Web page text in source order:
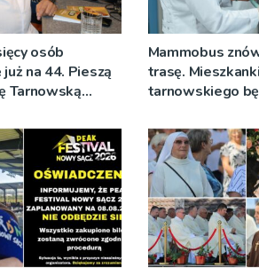
osób
już na 44. Pieszą
Tarnowską
Mammobus
trasę.
tarnowskiego